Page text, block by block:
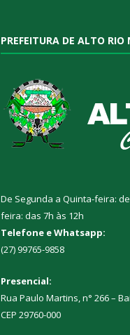
PREFEITURA DE ALTO RIO
De Segunda a Quinta-feira:
feira: das 7h às 12h
Telefone e Whatsapp:
(27) 99765-9858
Presencial:
Rua Paulo Martins, n° 266 –
CEP 29760-000